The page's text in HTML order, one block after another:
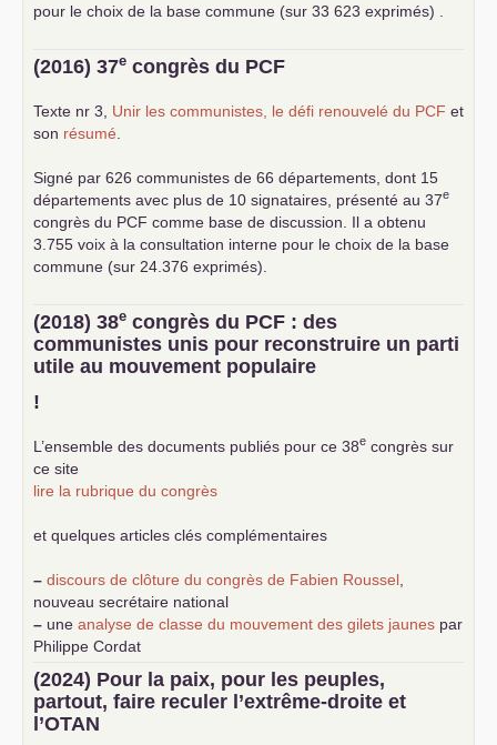
pour le choix de la base commune (sur 33 623 exprimés) .
(2016) 37e congrès du PCF
Texte nr 3, Unir les communistes, le défi renouvelé du PCF et
son résumé
Signé par 626 communistes de 66 départements, dont 15
départements avec plus de 10 signataires, présenté au 37e
congrès du PCF comme base de discussion. Il a obtenu
3.755 voix à la consultation interne pour le choix de la base
commune (sur 24.376 exprimés).
(2018) 38e congrès du PCF : des
communistes unis pour reconstruire un parti
utile au mouvement populaire
!
L’ensemble des documents publiés pour ce 38e congrès sur
ce site
lire la rubrique du congrès
et quelques articles clés complémentaires
– discours de clôture du congrès de Fabien Roussel
nouveau secrétaire national
– une analyse de classe du mouvement des gilets jaunes par
Philippe Cordat
–
un texte de Jean-Claude Delaunay
le marxisme est la
science sociale de notre temps
–un appel proposé aux partis communistes et ouvrier
d’Europe
(2024) Pour la paix, pour les peuples,
partout, faire reculer l’extrême-droite et
l’OTAN